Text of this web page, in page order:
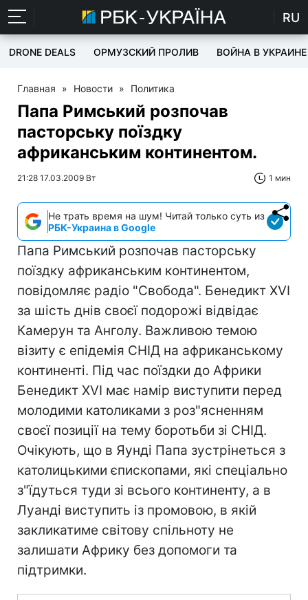
RU
DRONE DEALS ОРМУЗСКИЙ ПРОЛИВ ВОЙНА В УКРАИНЕ
Главная » Новости » Политика
Папа Римський розпочав
пасторську поїздку
африканським континентом.
21:28 17.03.2009 Вт 1 мин
Не трать время на шум! Читай только суть из
РБК-Украина в Google
Папа Римський розпочав пасторську
поїздку африканським континентом,
повідомляє радіо "Свобода". Бенедикт XVI
за шість днів своєї подорожі відвідає
Камерун та Анголу. Важливою темою
візиту є епідемія СНІД на африканському
континенті. Під час поїздки до Африки
Бенедикт XVI має намір виступити перед
молодими католиками з роз"ясненням
своєї позиції на тему боротьби зі СНІД.
Очікують, що в Яунді Папа зустрінеться з
католицькими єпископами, які спеціально
з"їдуться туди зі всього континенту, а в
Луанді виступить із промовою, в якій
закликатиме світову спільноту не
залишати Африку без допомоги та
підтримки.